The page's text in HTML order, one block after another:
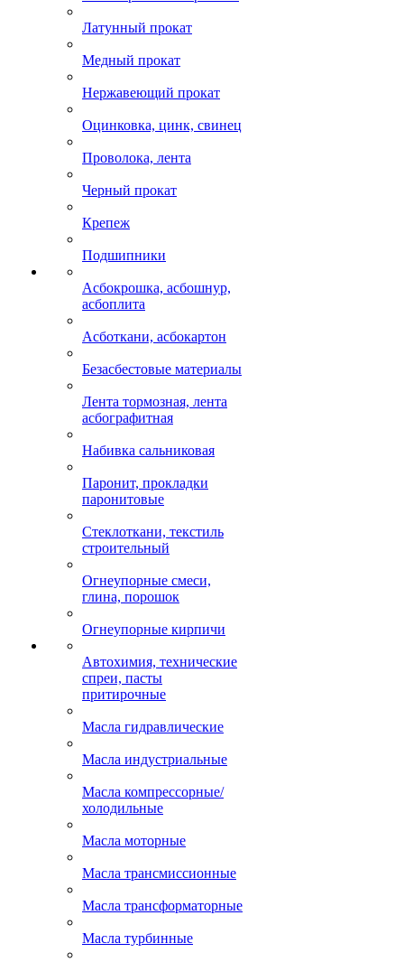
Латунный прокат
Медный прокат
Нержавеющий прокат
Оцинковка, цинк, свинец
Проволока, лента
Черный прокат
Крепеж
Подшипники
Асбокрошка, асбошнур,
асбоплита
Асботкани, асбокартон
Безасбестовые материалы
Лента тормозная, лента
асбографитная
Набивка сальниковая
Паронит, прокладки
паронитовые
Стеклоткани, текстиль
строительный
Огнеупорные смеси,
глина, порошок
Огнеупорные кирпичи
Автохимия, технические
спреи, пасты
притирочные
Масла гидравлические
Масла индустриальные
Масла компрессорные/
холодильные
Масла моторные
Масла трансмиссионные
Масла трансформаторные
Масла турбинные